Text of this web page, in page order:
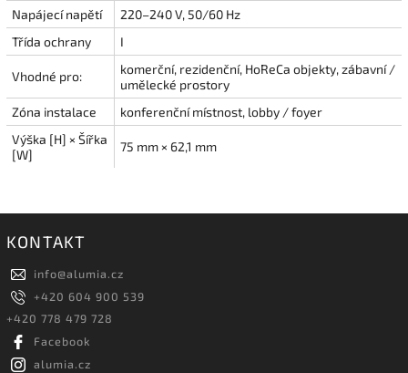
Napájecí napětí
220–240 V, 50/60 Hz
Třída ochrany
I
Vhodné pro:
komerční, rezidenční, HoReCa objekty, zábavní /
umělecké prostory
Zóna instalace
konferenční místnost, lobby / foyer
Výška [H] × Šířka
[W]
75 mm × 62,1 mm
KONTAKT
info@alumia.cz
+420 604 900 539
+420 778 479 728
Facebook
alumia.cz